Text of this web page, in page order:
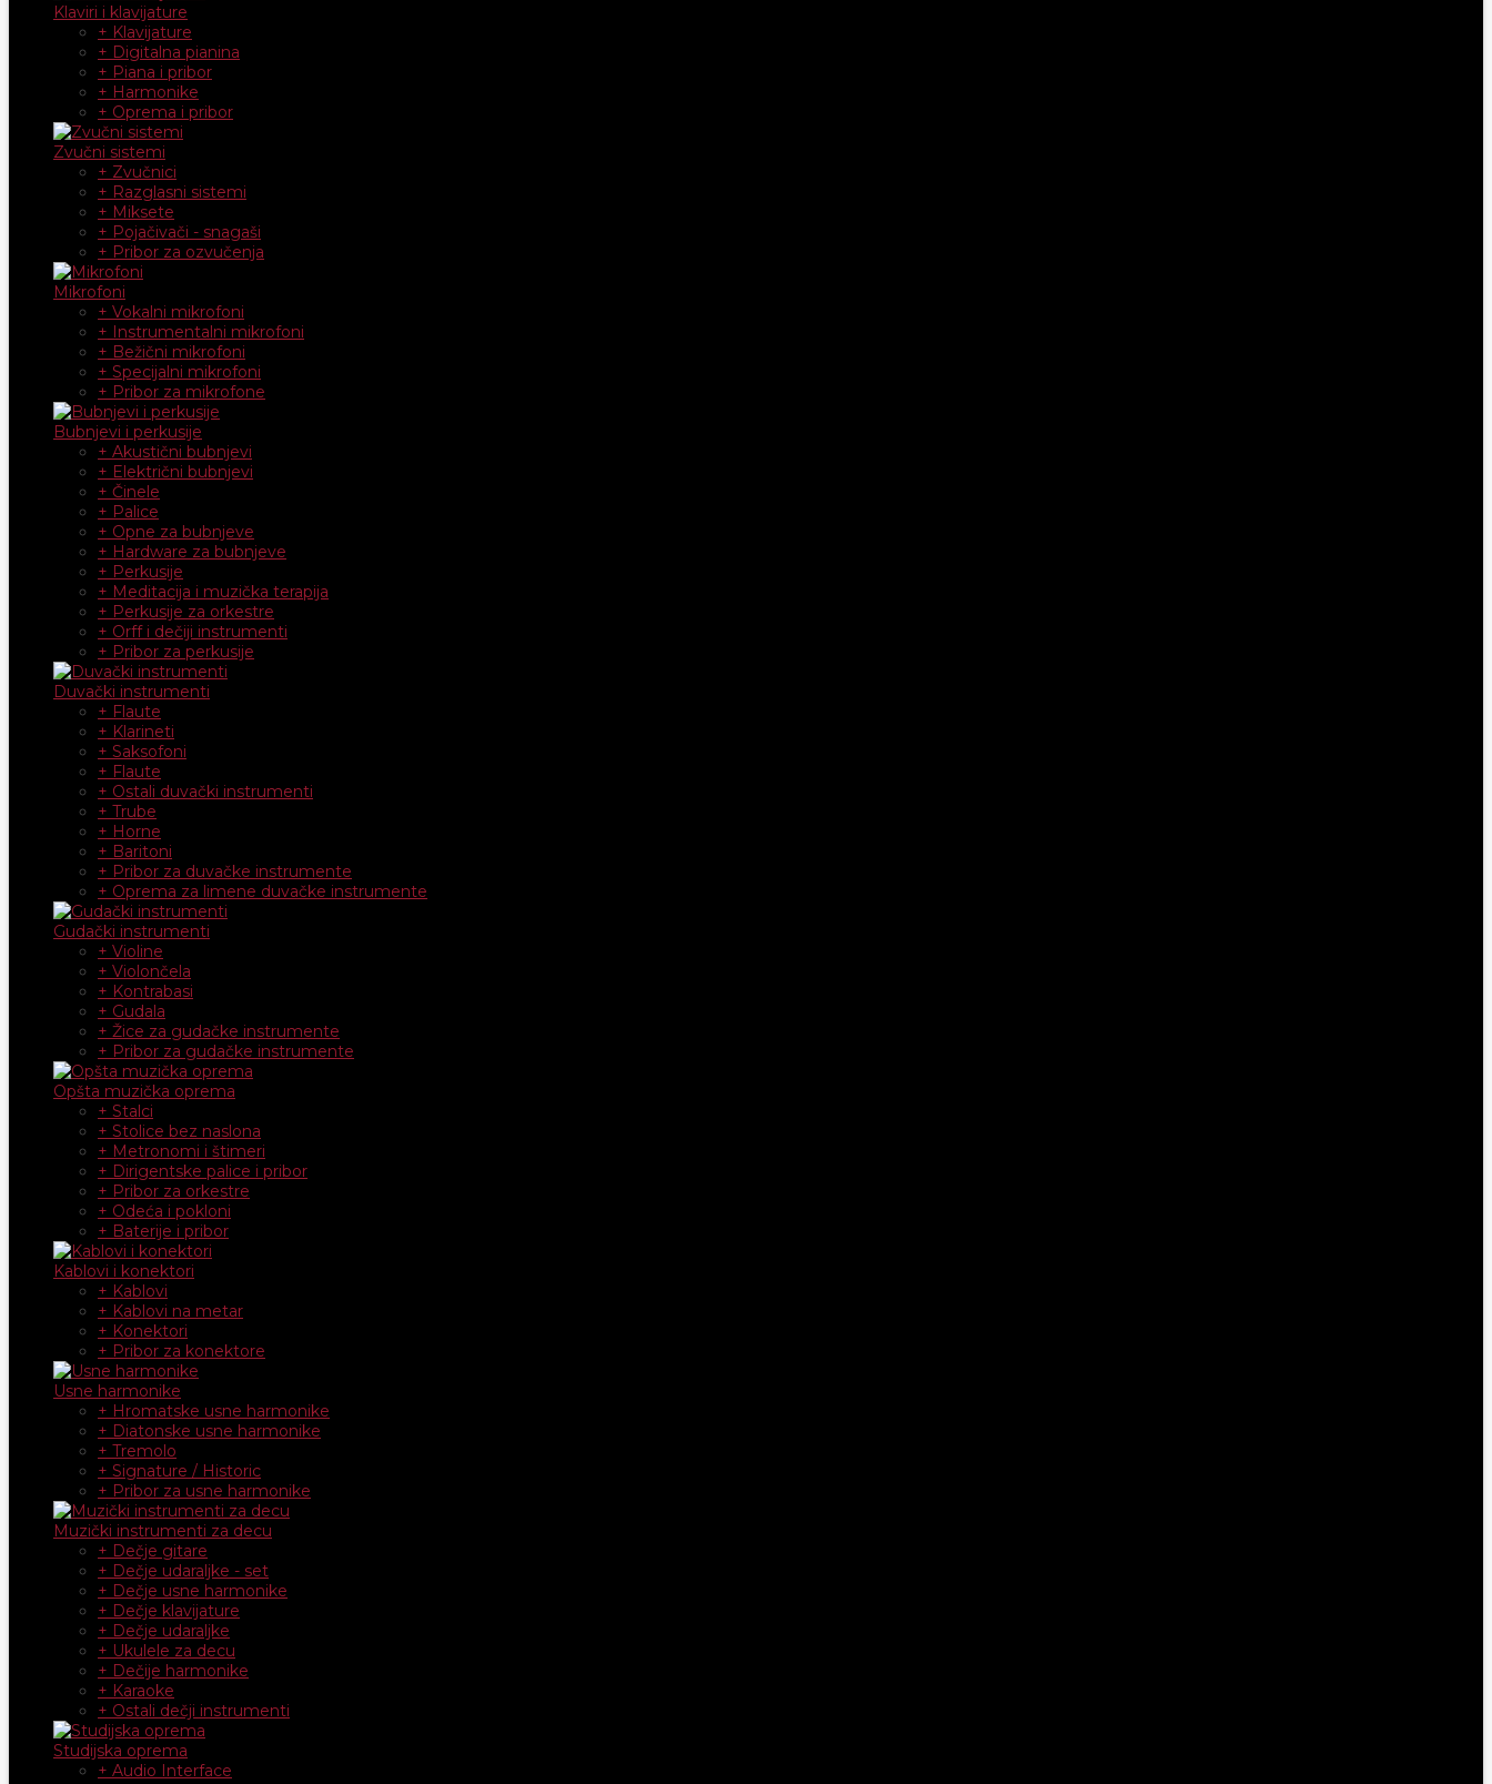
Klaviri i klavijature
+ Klavijature
+ Digitalna pianina
+ Piana i pribor
+ Harmonike
+ Oprema i pribor
Zvučni sistemi
+ Zvučnici
+ Razglasni sistemi
+ Miksete
+ Pojačivači - snagaši
+ Pribor za ozvučenja
Mikrofoni
+ Vokalni mikrofoni
+ Instrumentalni mikrofoni
+ Bežični mikrofoni
+ Specijalni mikrofoni
+ Pribor za mikrofone
Bubnjevi i perkusije
+ Akustični bubnjevi
+ Električni bubnjevi
+ Činele
+ Palice
+ Opne za bubnjeve
+ Hardware za bubnjeve
+ Perkusije
+ Meditacija i muzička terapija
+ Perkusije za orkestre
+ Orff i dečiji instrumenti
+ Pribor za perkusije
Duvački instrumenti
+ Flaute
+ Klarineti
+ Saksofoni
+ Flaute
+ Ostali duvački instrumenti
+ Trube
+ Horne
+ Baritoni
+ Pribor za duvačke instrumente
+ Oprema za limene duvačke instrumente
Gudački instrumenti
+ Violine
+ Violončela
+ Kontrabasi
+ Gudala
+ Žice za gudačke instrumente
+ Pribor za gudačke instrumente
Opšta muzička oprema
+ Stalci
+ Stolice bez naslona
+ Metronomi i štimeri
+ Dirigentske palice i pribor
+ Pribor za orkestre
+ Odeća i pokloni
+ Baterije i pribor
Kablovi i konektori
+ Kablovi
+ Kablovi na metar
+ Konektori
+ Pribor za konektore
Usne harmonike
+ Hromatske usne harmonike
+ Diatonske usne harmonike
+ Tremolo
+ Signature / Historic
+ Pribor za usne harmonike
Muzički instrumenti za decu
+ Dečje gitare
+ Dečje udaraljke - set
+ Dečje usne harmonike
+ Dečje klavijature
+ Dečje udaraljke
+ Ukulele za decu
+ Dečije harmonike
+ Karaoke
+ Ostali dečji instrumenti
Studijska oprema
+ Audio Interface